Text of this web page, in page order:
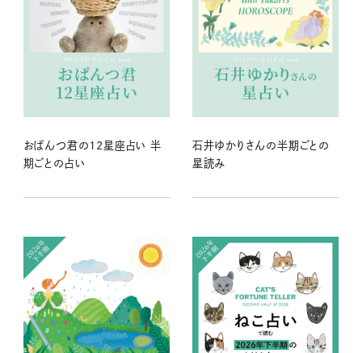
おぱんつ君の12星座占い 半
期ごとの占い
石井ゆかりさんの半期ごとの
星読み